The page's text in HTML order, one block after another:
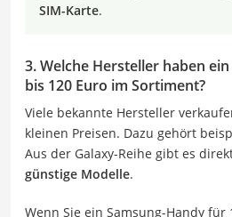
SIM-Karte.
3. Welche Hersteller haben
bis 120 Euro im Sortiment?
Viele bekannte Hersteller
kleinen Preisen. Dazu gehört
Aus der Galaxy-Reihe gibt es
günstige Modelle.
Wenn Sie ein Samsung-Handy für